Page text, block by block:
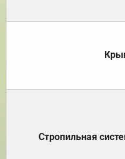
Стропильная